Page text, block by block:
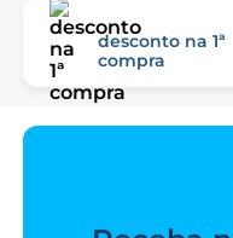
desconto na 1ª
compra